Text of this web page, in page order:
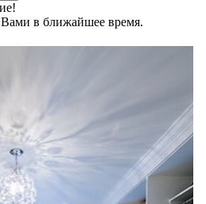
в ближайшее время.